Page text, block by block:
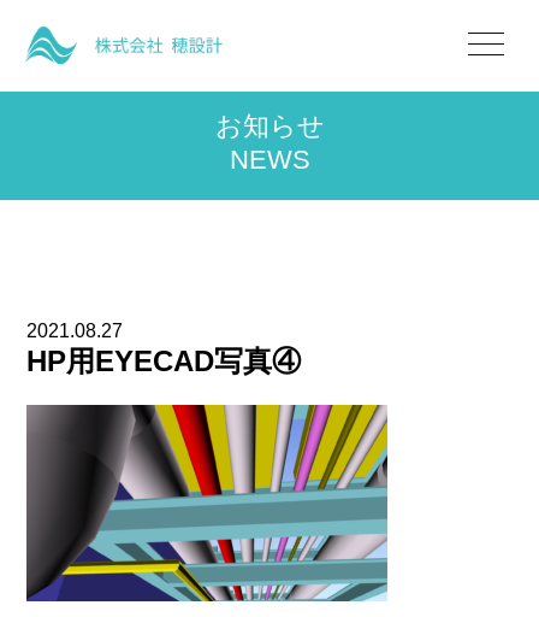
お知らせ
NEWS
2021.08.27
HP用EYECAD写真④